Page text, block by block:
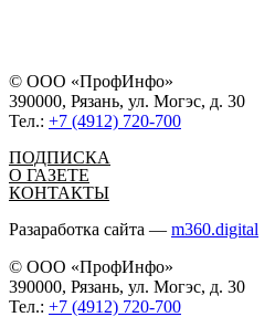
© ООО «ПрофИнфо»
390000, Рязань, ул. Могэс, д. 30
Тел.: +7 (4912) 720-700
ПОДПИСКА
О ГАЗЕТЕ
КОНТАКТЫ
Разаработка сайта — m360.digital
© ООО «ПрофИнфо»
390000, Рязань, ул. Могэс, д. 30
Тел.: +7 (4912) 720-700